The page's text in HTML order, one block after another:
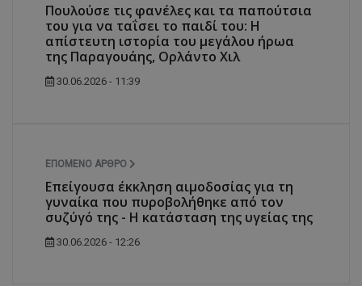
Πουλούσε τις φανέλες και τα παπούτσια
του για να ταΐσει το παιδί του: Η
απίστευτη ιστορία του μεγάλου ήρωα
της Παραγουάης, Ορλάντο Χιλ
30.06.2026 - 11:39
ΕΠΌΜΕΝΟ ΆΡΘΡΟ
Επείγουσα έκκληση αιμοδοσίας για τη
γυναίκα που πυροβολήθηκε από τον
συζύγό της - Η κατάσταση της υγείας της
30.06.2026 - 12:26